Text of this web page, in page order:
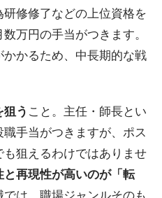
修修了などの上位資格を
万円の手当がつきます。
かるため、中長期的な戦
う こと。主任・師長とい
手当がつきますが、ポス
も狙えるわけではありませ
と再現性が高いのが「転